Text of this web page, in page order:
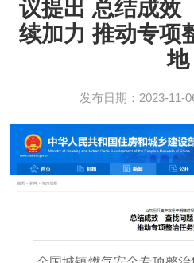
议提出 总结成
续加力 推动专项
地
发布日期：2023-11-